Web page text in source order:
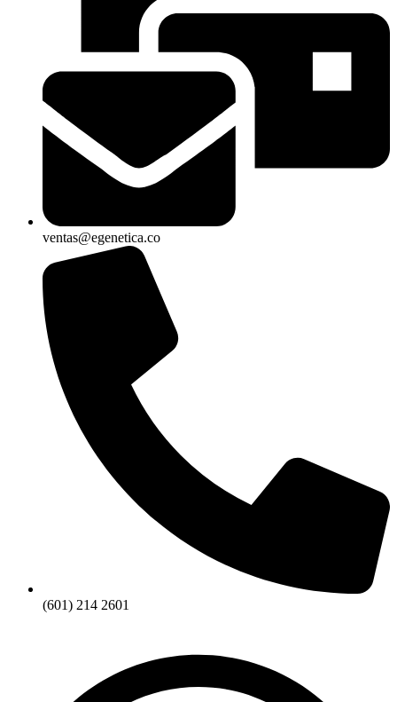
ventas@egenetica.co
(601) 214 2601